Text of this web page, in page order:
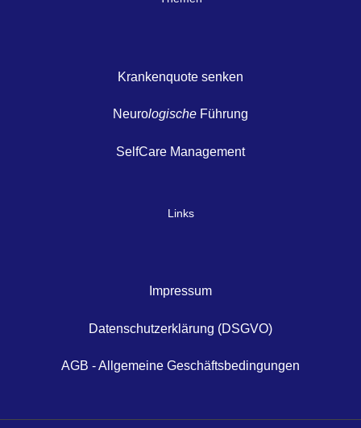
Krankenquote senken
Neurologische Führung
SelfCare Management
Links
Impressum
Datenschutzerklärung (DSGVO)
AGB - Allgemeine Geschäftsbedingungen